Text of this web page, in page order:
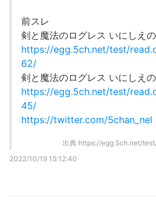
前スレ
剣と魔法のログレス いにしえ
https://egg.5ch.net/test/
62/
剣と魔法のログレス いにしえ
https://egg.5ch.net/test/
45/
https://twitter.com/5chan_nel
出典 https://egg.5ch.net/
2022/10/19 15:12:40